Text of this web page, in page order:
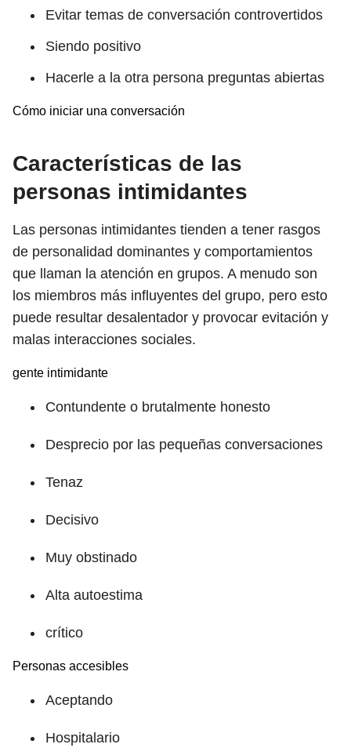
Evitar temas de conversación controvertidos
Siendo positivo
Hacerle a la otra persona preguntas abiertas
Cómo iniciar una conversación
Características de las
personas intimidantes
Las personas intimidantes tienden a tener rasgos
de personalidad dominantes y comportamientos
que llaman la atención en grupos. A menudo son
los miembros más influyentes del grupo, pero esto
puede resultar desalentador y provocar evitación y
malas interacciones sociales.
gente intimidante
Contundente o brutalmente honesto
Desprecio por las pequeñas conversaciones
Tenaz
Decisivo
Muy obstinado
Alta autoestima
crítico
Personas accesibles
Aceptando
Hospitalario